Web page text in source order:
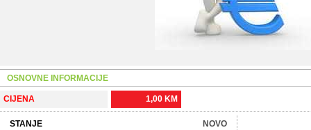
OSNOVNE INFORMACIJE
CIJENA 1,00 KM
STANJE
NOVO